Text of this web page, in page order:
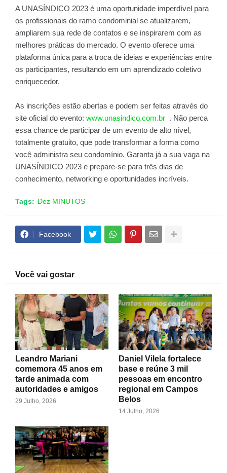
A UNASÍNDICO 2023 é uma oportunidade imperdível para
os profissionais do ramo condominial se atualizarem,
ampliarem sua rede de contatos e se inspirarem com as
melhores práticas do mercado. O evento oferece uma
plataforma única para a troca de ideias e experiências entre
os participantes, resultando em um aprendizado coletivo
enriquecedor.
As inscrições estão abertas e podem ser feitas através do
site oficial do evento: www.unasindico.com.br . Não perca
essa chance de participar de um evento de alto nível,
totalmente gratuito, que pode transformar a forma como
você administra seu condomínio. Garanta já a sua vaga na
UNASÍNDICO 2023 e prepare-se para três dias de
conhecimento, networking e oportunidades incríveis.
Tags: Dez MINUTOS
Facebook
Você vai gostar
Leandro Mariani
comemora 45 anos em
tarde animada com
autoridades e amigos
29 Julho, 2026
Daniel Vilela fortalece
base e reúne 3 mil
pessoas em encontro
regional em Campos
Belos
14 Julho, 2026